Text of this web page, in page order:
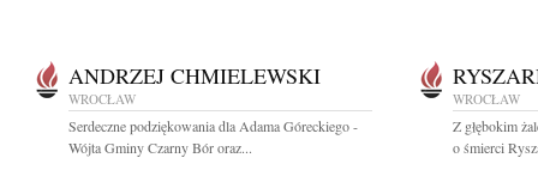
ANDRZEJ CHMIELEWSKI
WROCŁAW
Serdeczne podziękowania dla Adama Góreckiego -
Wójta Gminy Czarny Bór oraz...
WROCŁAW
Z głębokim
o śmierci